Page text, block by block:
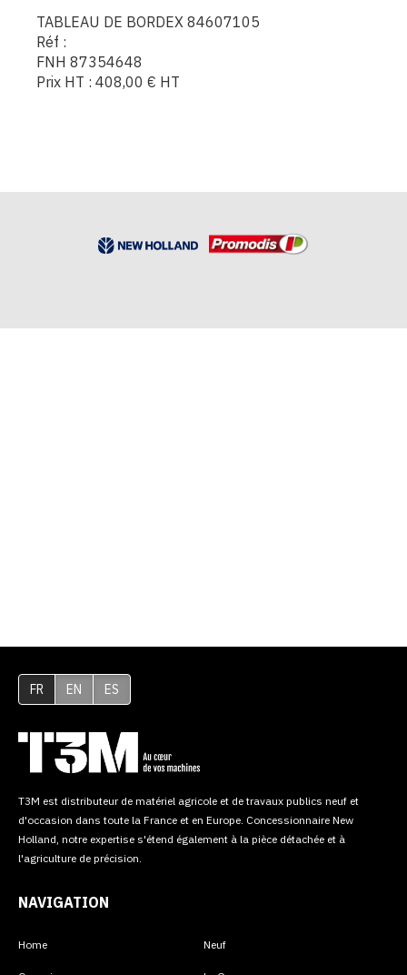
TABLEAU DE BORDEX 84607105
Réf :
FNH 87354648
Prix HT : 408,00 € HT
FR EN ES
T3M est distributeur de matériel agricole et de travaux publics neuf et
d'occasion dans toute la France et en Europe. Concessionnaire New
Holland, notre expertise s'étend également à la pièce détachée et à
l'agriculture de précision.
NAVIGATION
Home Neuf